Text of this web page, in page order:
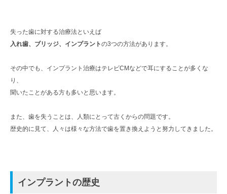
失った歯に対する治療法といえば
入れ歯、ブリッジ、インプラントの3つの方法があります。
その中でも、インプラント治療はテレビCMなどで耳にすることが多くな
り、
聞いたことがある方も多いと思います。
また、歯を失うことは、人類にとって古くからの問題です。
歴史的に見て、人々は様々な方法で歯を置き換えようと努力してきました。
インプラントの歴史